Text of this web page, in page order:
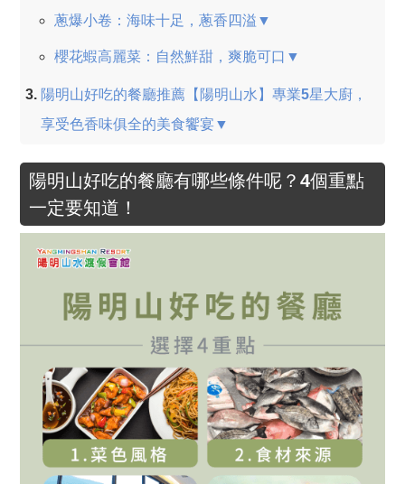
蔥爆小卷：海味十足，蔥香四溢▼
櫻花蝦高麗菜：自然鮮甜，爽脆可口▼
陽明山好吃的餐廳推薦【陽明山水】專業5星大廚，
享受色香味俱全的美食饗宴▼
陽明山好吃的餐廳有哪些條件呢？4個重點
一定要知道！